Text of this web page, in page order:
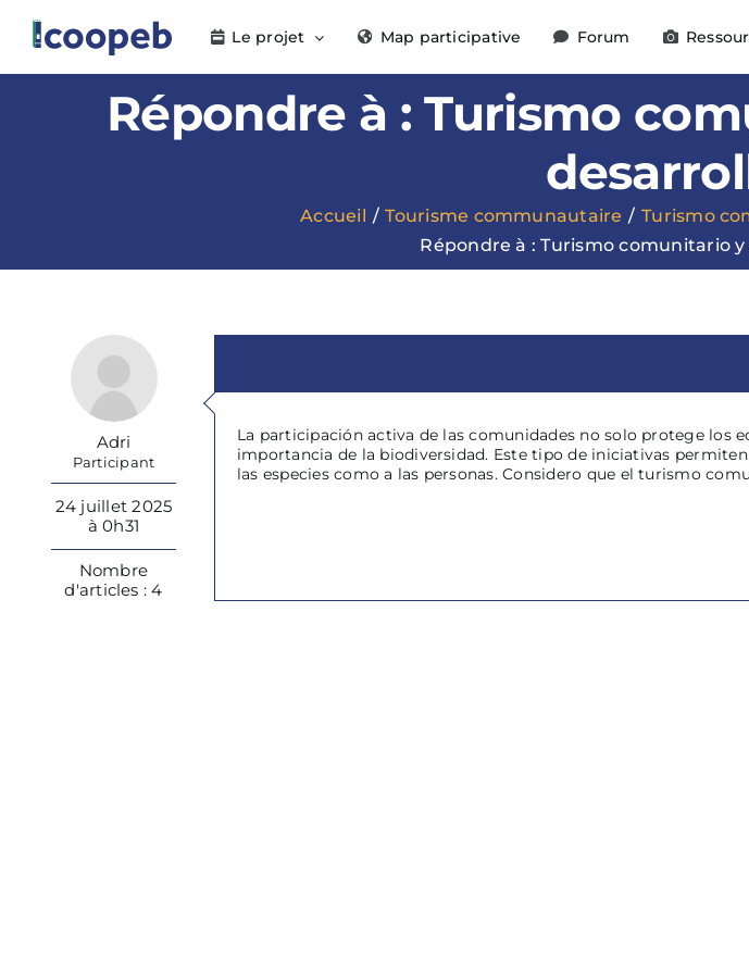
contenu
Le projet Map participative Forum
Répondre à : Turismo
Accueil Tourisme communautaire
Turismo
Répondre à : Turismo comunitario
Adri
Participant
24 juillet 2025
à 0h31
Nombre
d'articles : 4
La participación activa de las comunidades no solo protege los
importancia de la biodiversidad. Este tipo de iniciativas
las especies como a las personas. Considero que el turismo